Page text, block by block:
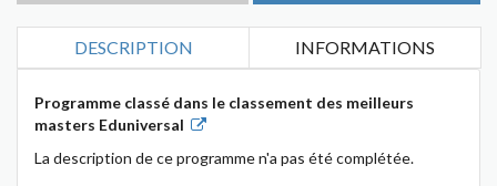
DESCRIPTION INFORMATIONS
Programme classé dans le classement des meilleurs
masters Eduniversal
La description de ce programme n'a pas été complétée.